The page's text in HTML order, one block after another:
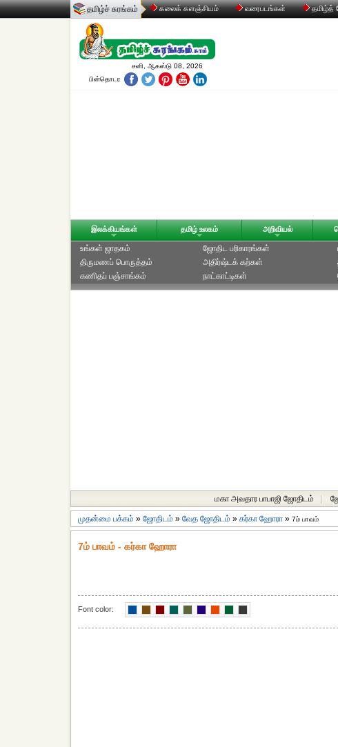
தமிழ்ச் சுரங்கம் கலைக் களஞ்சியம் வரைபடங்கள் தமிழ்த்
சனி, ஆகஸ்டு 08, 2026
பின்தொடர
இலக்கியங்கள் தமிழ் உலகம் அறிவியல்
உங்கள் ஜாதகம்
திருமணப் பொருத்தம்
கணிதப் பஞ்சாங்கம்
ஜோதிட ப‌ரிகார‌ங்க‌ள்
அதிர்ஷ்டக் கற்கள்
நாட்காட்டிகள்
மகா அவதார பாபாஜி ஜோதிடம்
முதன்மை பக்கம் » ஜோதிடம் » வேத ஜோதிடம் » கர்கா ஹோரா » 7ம் பாவம்
7ம் பாவம் - கர்கா ஹோரா
Font color: